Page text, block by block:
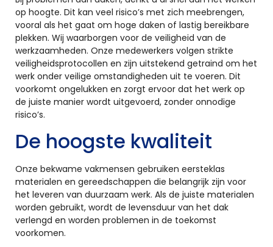
op hoogte. Dit kan veel risico’s met zich meebrengen,
vooral als het gaat om hoge daken of lastig bereikbare
plekken. Wij waarborgen voor de veiligheid van de
werkzaamheden. Onze medewerkers volgen strikte
veiligheidsprotocollen en zijn uitstekend getraind om het
werk onder veilige omstandigheden uit te voeren. Dit
voorkomt ongelukken en zorgt ervoor dat het werk op
de juiste manier wordt uitgevoerd, zonder onnodige
risico’s.
De hoogste kwaliteit
Onze bekwame vakmensen gebruiken eersteklas
materialen en gereedschappen die belangrijk zijn voor
het leveren van duurzaam werk. Als de juiste materialen
worden gebruikt, wordt de levensduur van het dak
verlengd en worden problemen in de toekomst
voorkomen.